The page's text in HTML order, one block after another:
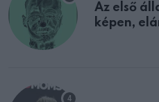
Az első
képen,